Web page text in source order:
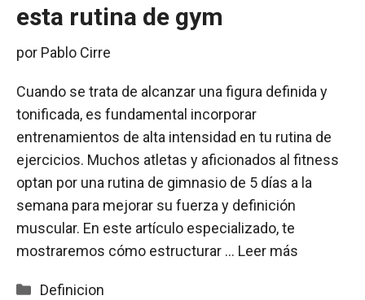
esta rutina de gym
por Pablo Cirre
Cuando se trata de alcanzar una figura definida y
tonificada, es fundamental incorporar
entrenamientos de alta intensidad en tu rutina de
ejercicios. Muchos atletas y aficionados al fitness
optan por una rutina de gimnasio de 5 días a la
semana para mejorar su fuerza y definición
muscular. En este artículo especializado, te
mostraremos cómo estructurar … Leer más
Categorías
Definicion